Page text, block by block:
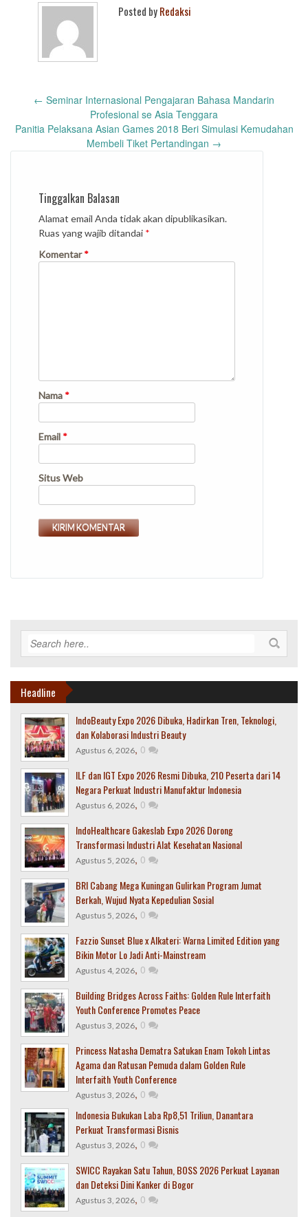
Posted byRedaksi
← Seminar Internasional Pengajaran Bahasa Mandarin
Profesional se Asia Tenggara
Panitia Pelaksana Asian Games 2018 Beri Simulasi Kemudahan
Membeli Tiket Pertandingan →
Tinggalkan Balasan
Alamat email Anda tidak akan dipublikasikan.
Ruas yang wajib ditandai *
Komentar*
Nama *
Email *
Situs Web
Headline
IndoBeauty Expo 2026 Dibuka, Hadirkan Tren, Teknologi,
dan Kolaborasi Industri Beauty
Agustus 6, 2026, 0
ILF dan IGT Expo 2026 Resmi Dibuka, 210 Peserta dari 14
Negara Perkuat Industri Manufaktur Indonesia
Agustus 6, 2026, 0
IndoHealthcare Gakeslab Expo 2026 Dorong
Transformasi Industri Alat Kesehatan Nasional
Agustus 5, 2026, 0
BRI Cabang Mega Kuningan Gulirkan Program Jumat
Berkah, Wujud Nyata Kepedulian Sosial
Agustus 5, 2026, 0
Fazzio Sunset Blue x Alkateri: Warna Limited Edition yang
Bikin Motor Lo Jadi Anti-Mainstream
Agustus 4, 2026, 0
Building Bridges Across Faiths: Golden Rule Interfaith
Youth Conference Promotes Peace
Agustus 3, 2026, 0
Princess Natasha Dematra Satukan Enam Tokoh Lintas
Agama dan Ratusan Pemuda dalam Golden Rule
Interfaith Youth Conference
Agustus 3, 2026, 0
Indonesia Bukukan Laba Rp8,51 Triliun, Danantara
Perkuat Transformasi Bisnis
Agustus 3, 2026, 0
SWICC Rayakan Satu Tahun, BOSS 2026 Perkuat Layanan
dan Deteksi Dini Kanker di Bogor
Agustus 3, 2026, 0